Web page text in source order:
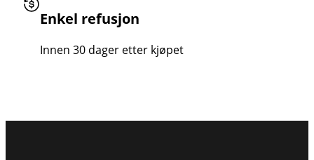
Enkel refusjon
Innen 30 dager etter kjøpet